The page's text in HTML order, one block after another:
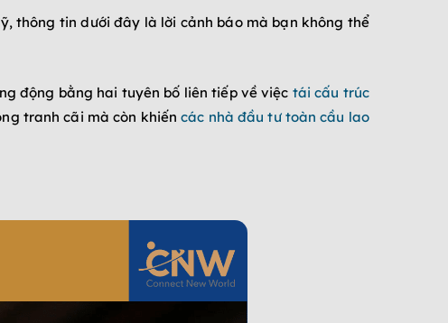
thông tin dưới đây là lời cảnh báo mà bạn không thể
động bằng hai tuyên bố liên tiếp về việc tái cấu trúc
tranh cãi mà còn khiến các nhà đầu tư toàn cầu lao